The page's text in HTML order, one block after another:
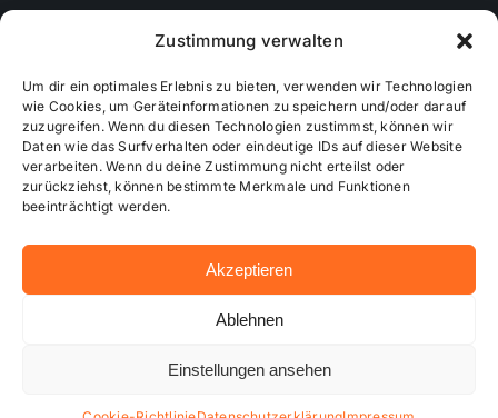
Zustimmung verwalten
Um dir ein optimales Erlebnis zu bieten, verwenden wir Technologien
wie Cookies, um Geräteinformationen zu speichern und/oder darauf
zuzugreifen. Wenn du diesen Technologien zustimmst, können wir
Daten wie das Surfverhalten oder eindeutige IDs auf dieser Website
verarbeiten. Wenn du deine Zustimmung nicht erteilst oder
zurückziehst, können bestimmte Merkmale und Funktionen
beeinträchtigt werden.
Akzeptieren
Ablehnen
Einstellungen ansehen
Cookie-Richtlinie (EU)
Mediendaten
© 2026 - Wiesbadenaktuell ...online besser informiert!